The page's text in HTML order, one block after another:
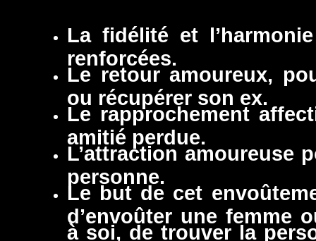
La fidélité et
renforcées.
Le retour amoureux,
ou récupérer son ex.
Le rapprochement
amitié perdue.
L’attraction amoureuse
personne.
Le but de cet
d’envoûter une femme
à soi, de trouver la